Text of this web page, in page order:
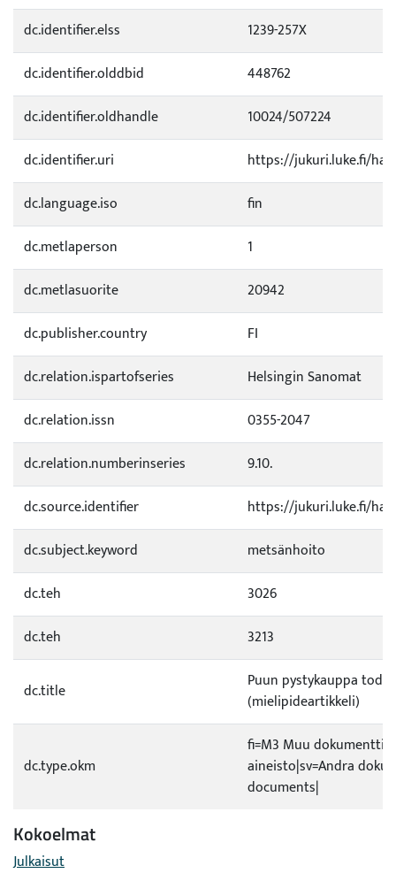
dc.identifier.elss
1239-257X
dc.identifier.olddbid
448762
dc.identifier.oldhandle
10024/507224
dc.identifier.uri
https://jukuri.luke.fi/
dc.language.iso
fin
dc.metlaperson
1
dc.metlasuorite
20942
dc.publisher.country
FI
dc.relation.ispartofseries
Helsingin Sanomat
dc.relation.issn
0355-2047
dc.relation.numberinseries
9.10.
dc.source.identifier
https://jukuri.luke.fi/
dc.subject.keyword
metsänhoito
dc.teh
3026
dc.teh
3213
dc.title
Puun pystykauppa
(mielipideartikkeli)
dc.type.okm
fi=M3 Muu dokumentti
aineisto|sv=Andra
documents|
Kokoelmat
Julkaisut